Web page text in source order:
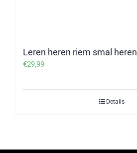
Leren heren riem smal heren
€29,99
Details